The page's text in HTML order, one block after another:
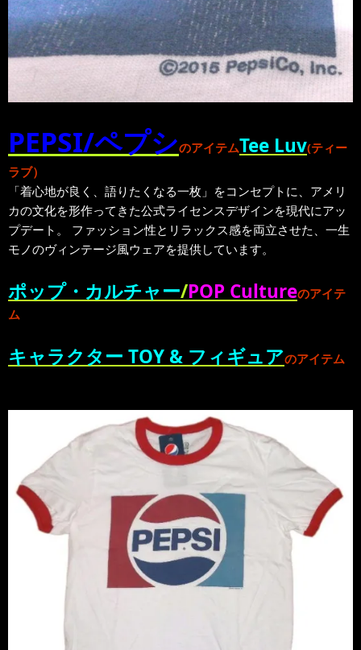
PEPSI/ペプシのアイテムTee Luv(ティー
ラブ）
「着心地が良く、語りたくなる一枚」をコンセプトに、アメリ
カの文化を形作ってきた公式ライセンスデザインを現代にアッ
プデート。 ファッション性とリラックス感を両立させた、一生
モノのヴィンテージ風ウェアを提供しています。
ポップ・カルチャー/POP Cultureのアイテ
ム
キャラクター TOY & フィギュアのアイテム